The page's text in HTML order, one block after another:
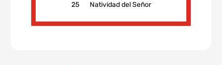
25 Natividad del Señor